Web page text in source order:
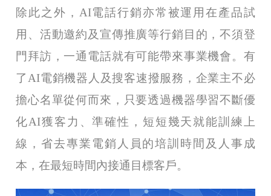
除此之外，AI電話行銷亦常被運用在產品試
用、活動邀約及宣傳推廣等行銷目的，不須登
門拜訪，一通電話就有可能帶來事業機會。有
了AI電銷機器人及搜客速撥服務，企業主不必
擔心名單從何而來，只要透過機器學習不斷優
化AI獲客力、準確性，短短幾天就能訓練上
線，省去專業電銷人員的培訓時間及人事成
本，在最短時間內接通目標客戶。